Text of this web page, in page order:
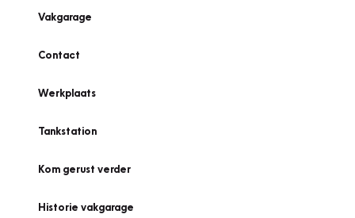
Vakgarage
Contact
Werkplaats
Tankstation
Kom gerust verder
Historie vakgarage